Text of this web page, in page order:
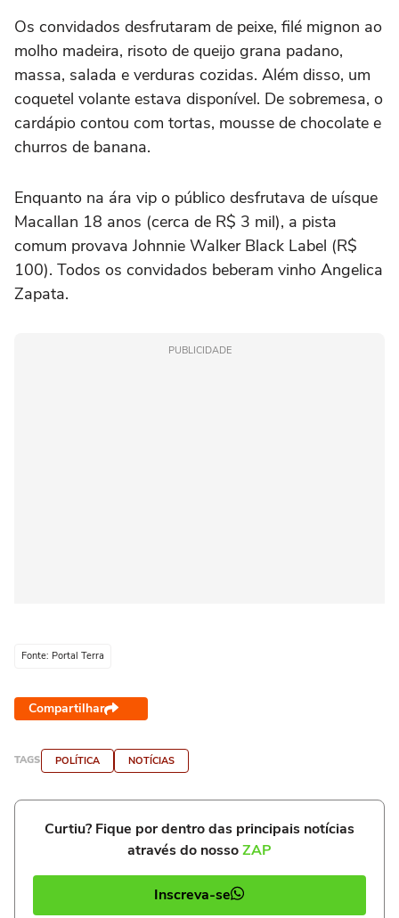
Os convidados desfrutaram de peixe, filé mignon ao
molho madeira, risoto de queijo grana padano,
massa, salada e verduras cozidas. Além disso, um
coquetel volante estava disponível. De sobremesa, o
cardápio contou com tortas, mousse de chocolate e
churros de banana.
Enquanto na ára vip o público desfrutava de uísque
Macallan 18 anos (cerca de R$ 3 mil), a pista
comum provava Johnnie Walker Black Label (R$
100). Todos os convidados beberam vinho Angelica
Zapata.
PUBLICIDADE
Fonte: Portal Terra
Compartilhar
TAGS POLÍTICA NOTÍCIAS
Curtiu? Fique por dentro das principais notícias
através do nossoZAP
Inscreva-se